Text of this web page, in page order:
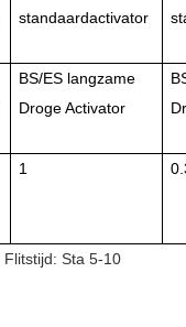
standaardactivator
BS/ES langzame
Droge Activator
1
Flitstijd: Sta 5-10